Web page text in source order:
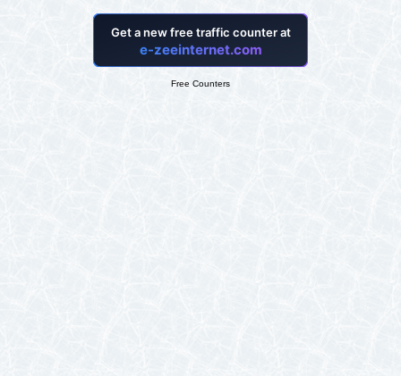
Free Counters